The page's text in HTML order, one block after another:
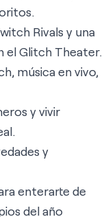
Rivals y una
el Glitch Theater.
música en vivo,
y vivir
y
enterarte de
del año